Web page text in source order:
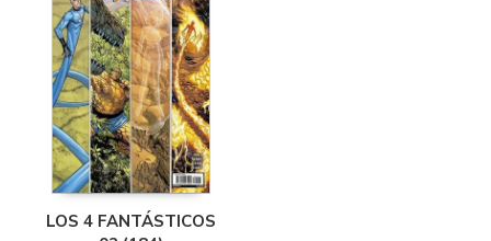
LOS 4 FANTÁSTICOS